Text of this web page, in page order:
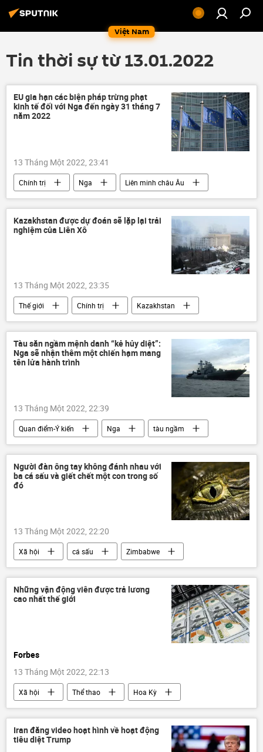
Việt Nam
Tin thời sự từ 13.01.2022
EU gia hạn các biện pháp trừng phạt
kinh tế đối với Nga đến ngày 31 tháng 7
năm 2022
13 Tháng Một 2022, 23:41
Chính trị Nga
Liên minh châu Âu
Ukraina
EU
Kazakhstan được dự đoán sẽ lặp lại trải
nghiệm của Liên Xô
13 Tháng Một 2022, 23:35
Thế giới Chính trị
Kazakhstan
Liên Xô
Bạo loạn ở Kazakhstan
Tàu săn ngầm mệnh danh “kẻ hủy diệt”:
Nga sẽ nhận thêm một chiến hạm mang
tên lửa hành trình
13 Tháng Một 2022, 22:39
Quan điểm-Ý kiến Nga
tàu ngầm
Ka-27
Kalibr Hải quân Nga
Người đàn ông tay không đánh nhau với
ba cá sấu và giết chết một con trong số
đó
13 Tháng Một 2022, 22:20
Xã hội cá sấu Zimbabwe
Những vận động viên được trả lương
cao nhất thế giới
Forbes
13 Tháng Một 2022, 22:13
Xã hội Thể thao
Hoa Kỳ
Nhật Bản
Báo chí thế giới
Iran đăng video hoạt hình về hoạt động
tiêu diệt Trump